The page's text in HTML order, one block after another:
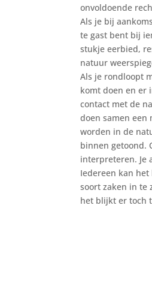
onvoldoende
Als je bij
te gast bent bij
stukje eerbied,
natuur
Als je rondloopt
komt doen en er
contact met de
doen samen een
worden in de
binnen getoond.
interpreteren. Je
Iedereen kan
soort zaken in te
het blijkt er toch